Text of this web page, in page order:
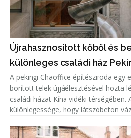
Újrahasznosított kőből és
különleges családi ház
A pekingi Chaoffice építésziroda egy
borított telek újjáélesztésével hozta
családi házat Kína vidéki
különlegessége, hogy látszóbeton